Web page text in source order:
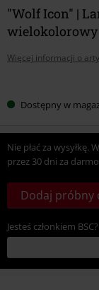
"Wolf Icon" |
Więcej informacji o
swójDostępny w
Nie płać za wysyłkę.
przez 30 dni za
Dodaj próbny
Jesteś członkiem